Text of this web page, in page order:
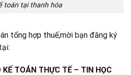
toán tại thanh hóa
tổng hợp thuế,mời bạn đăng ký
TOÁN THỰC TẾ – TIN HỌC